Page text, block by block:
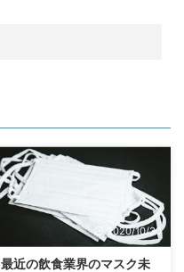
2020/10/30
最近の飲食業界のマスク未